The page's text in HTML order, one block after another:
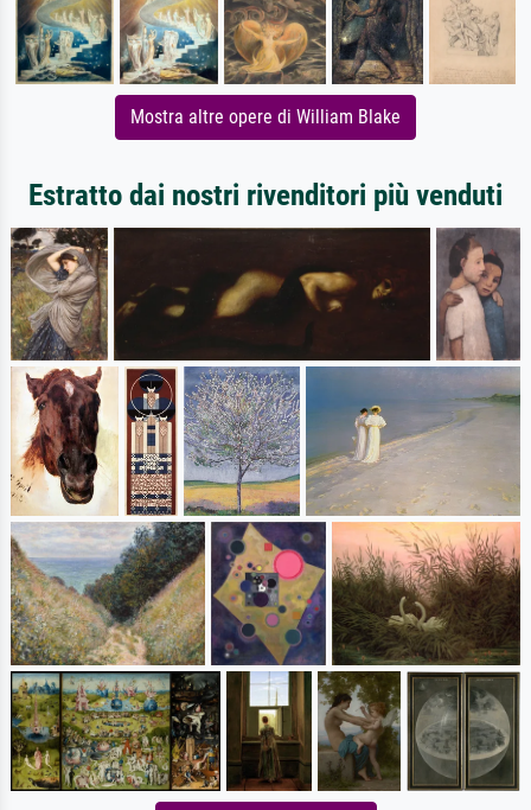
Mostra altre opere di William Blake
Estratto dai nostri rivenditori più venduti